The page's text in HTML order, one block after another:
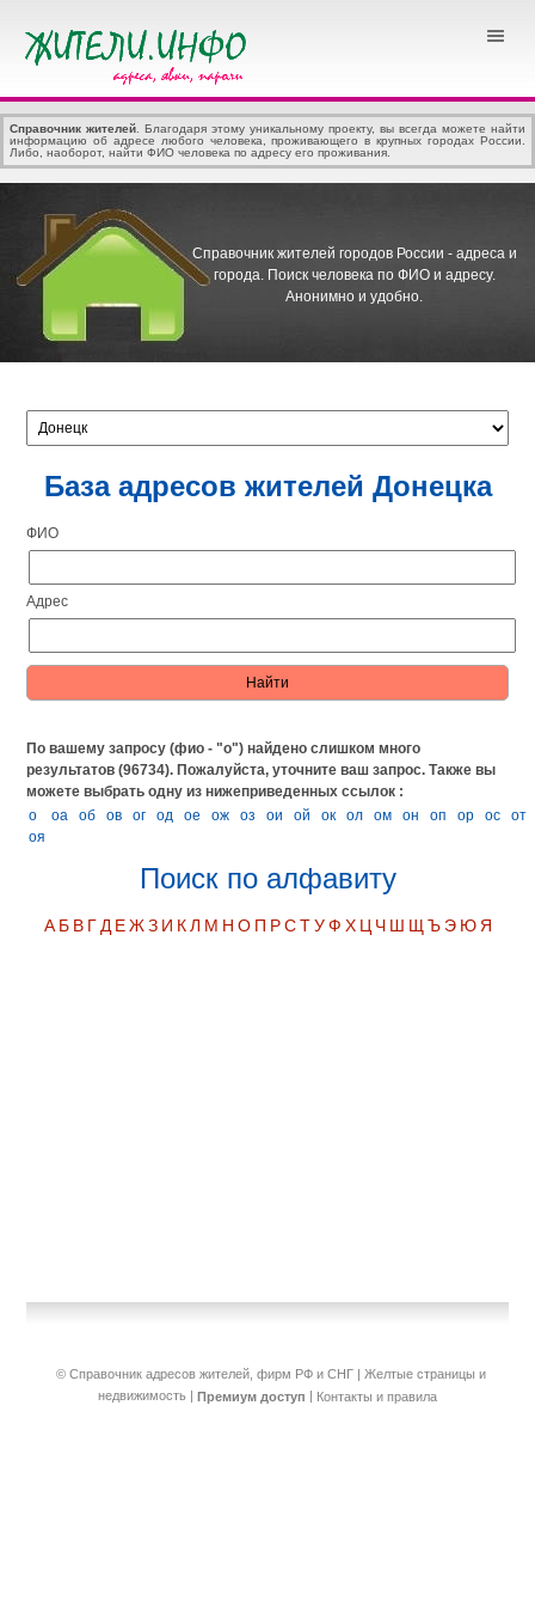
Справочник жителей . Благодаря этому уникальному проекту, вы всегда можете найти
информацию об адресе любого человека, проживающего в крупных городах России.
Либо, наоборот, найти ФИО человека по адресу его проживания.
Справочник жителей городов России - адреса и
города. Поиск человека по ФИО и адресу.
Анонимно и удобно.
База адресов жителей Донецка
ФИО
Адрес
По вашему запросу (фио - "о") найдено слишком много
результатов (96734). Пожалуйста, уточните ваш запрос.Также вы
можете выбрать одну из нижеприведенных ссылок :
о
оа об ов ог од ое ож оз ои ой ок ол ом он оп ор ос
от
оя
Поиск по алфавиту
А Б В Г Д Е Ж З И К Л М Н О П Р С Т У Ф Х Ц Ч Ш Щ Ъ Э Ю Я
© Справочник адресов жителей, фирм РФ и СНГ | Желтые страницы и
недвижимость | Премиум доступ | Контакты и правила